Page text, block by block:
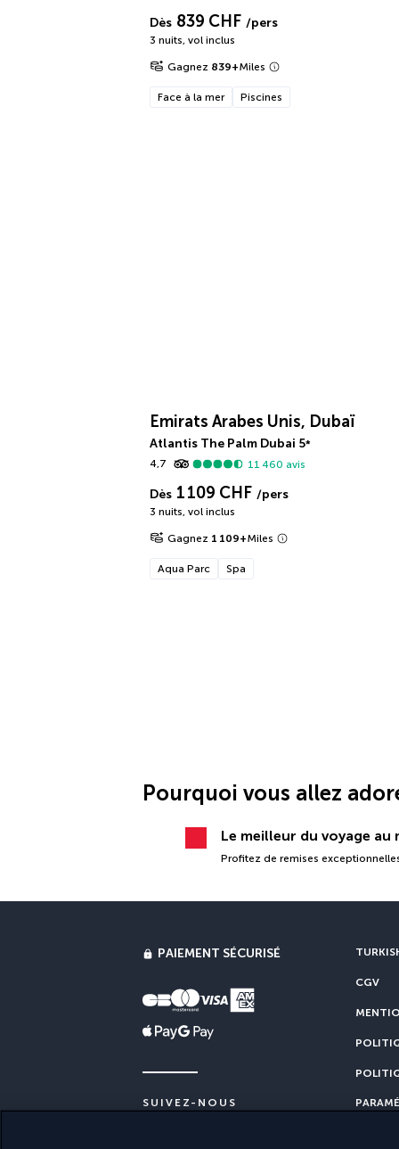
Dès 839 CHF /pers
3 nuits, vol inclus
Gagnez 839+Miles
Face à la mer Piscines
Emirats Arabes Unis, Dubaï
Atlantis The Palm Dubai 5*
4,7
11 460 avis
Dès 1 109 CHF /pers
3 nuits, vol inclus
Gagnez 1 109+Miles
Aqua Parc Spa
Pourquoi vous allez
Le meilleur du voyage au
Profitez de remises
PAIEMENT SÉCURISÉ
SUIVEZ-NOUS
CGV